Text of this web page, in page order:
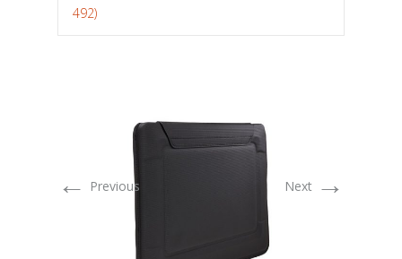
492)
← Previous Next →